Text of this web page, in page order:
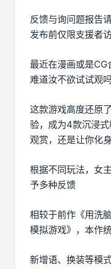
反馈与询问题报告
发布前仅限支援者
最近在漫画或是CG
难道汝不欲试试观
这款游戏高度还原
验，成为4款沉浸
观赏，还是让你化
根据不同玩法，女
予多种反馈
相较于前作《用洗
模拟游戏》，本作
新增语、换装等模